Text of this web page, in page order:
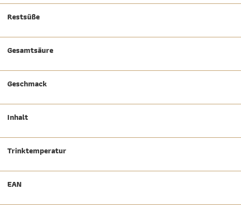
Restsüße
Gesamtsäure
Geschmack
Inhalt
Trinktemperatur
EAN